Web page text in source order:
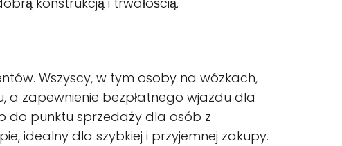
Wszyscy, w tym osoby na wózkach,
a zapewnienie bezpłatnego wjazdu dla
do punktu sprzedaży dla osób z
idealny dla szybkiej i przyjemnej zakupy.